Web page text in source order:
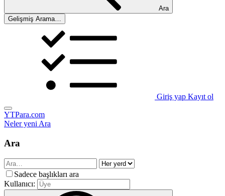
Ara
Gelişmiş Arama…
Giriş yap Kayıt ol
YTPara.com
Neler yeniAra
Ara
Sadece başlıkları ara
Kullanıcı: